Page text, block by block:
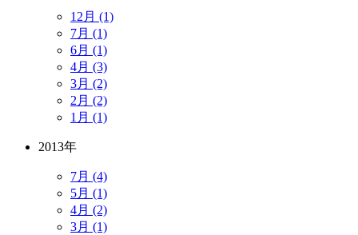
12月 (1)
7月 (1)
6月 (1)
4月 (3)
3月 (2)
2月 (2)
1月 (1)
2013年
7月 (4)
5月 (1)
4月 (2)
3月 (1)